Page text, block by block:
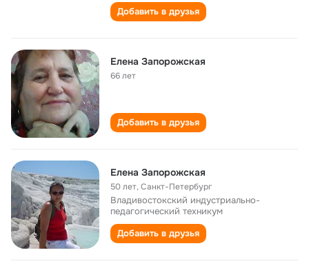
Добавить в друзья
Елена Запорожская
66 лет
Добавить в друзья
Елена Запорожская
50 лет,Санкт-Петербург
Владивостокский индустриально-
педагогический техникум
Добавить в друзья